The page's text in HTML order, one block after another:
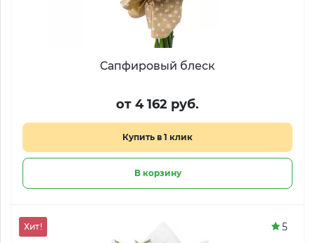
Сапфировый блеск
от 4 162 руб.
Купить в 1 клик
В корзину
Хит! 5